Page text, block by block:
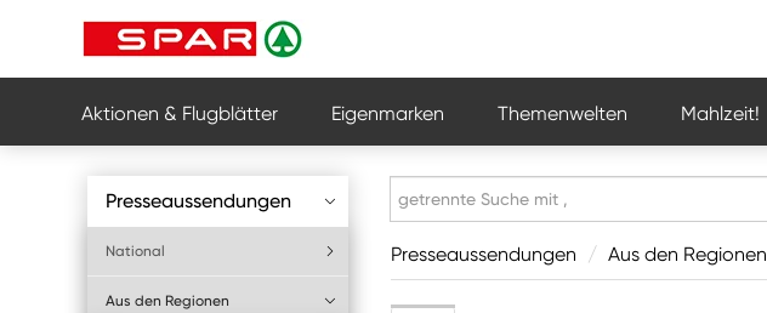
Aktionen & Flugblätter Eigenmarken Themenwelten Mahlzeit!
Presseaussendungen
National
Aus den Regionen
Presseaussendungen / Aus den Regionen